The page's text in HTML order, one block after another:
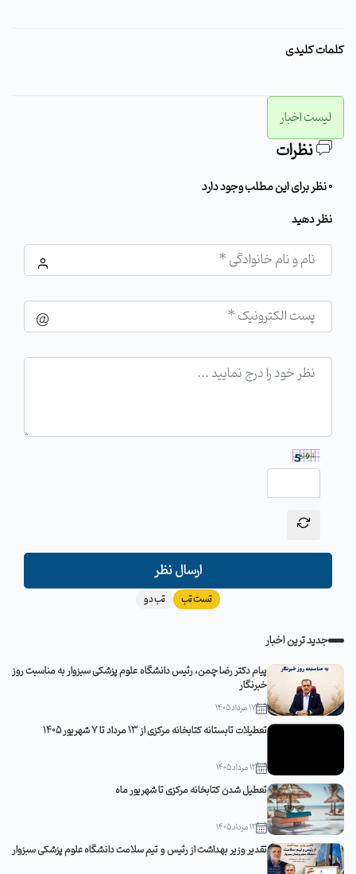
کلمات کلیدی
لیست اخبار
نظرات
0 نظر برای این مطلب وجود دارد
نظر دهید
ارسال نظر
تست تب تب دو
جدید ترین اخبار
پیام دکتر رضا چمن، رئیس دانشگاه علوم پزشکی سبزوار به مناسبت روز
خبرنگار
17 مرداد 1405
تعطیلات تابستانه کتابخانه مرکزی از 13 مرداد تا 7 شهریور 1405
12 مرداد 1405
تعطیل شدن کتابخانه مرکزی تا شهریور ماه
12 مرداد 1405
تقدیر وزیر بهداشت از رئیس و تیم سلامت دانشگاه علوم پزشکی سبزوار